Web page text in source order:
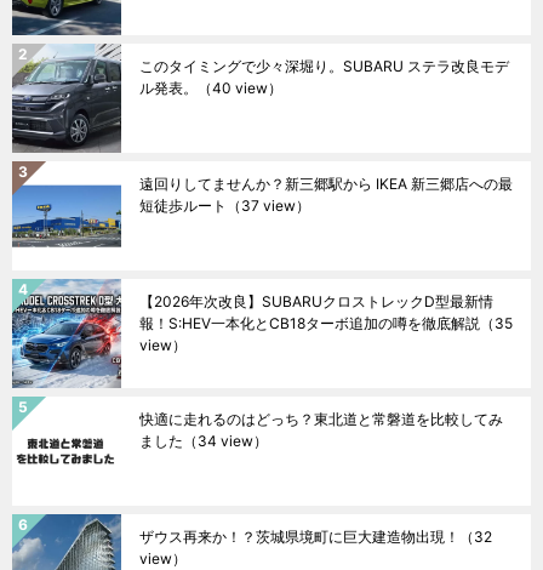
このタイミングで少々深堀り。SUBARU ステラ改良モデ
ル発表。
（40 view）
遠回りしてませんか？新三郷駅から IKEA 新三郷店への最
短徒歩ルート
（37 view）
【2026年次改良】SUBARUクロストレックD型最新情
報！S:HEV一本化とCB18ターボ追加の噂を徹底解説 （35
view）
快適に走れるのはどっち？東北道と常磐道を比較してみ
ました （34 view）
ザウス再来か！？茨城県境町に巨大建造物出現！
（32
view）